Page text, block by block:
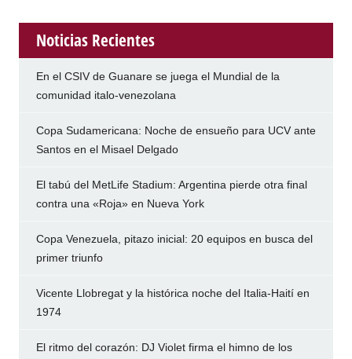
Noticias Recientes
En el CSIV de Guanare se juega el Mundial de la
comunidad italo-venezolana
Copa Sudamericana: Noche de ensueño para UCV ante
Santos en el Misael Delgado
El tabú del MetLife Stadium: Argentina pierde otra final
contra una «Roja» en Nueva York
Copa Venezuela, pitazo inicial: 20 equipos en busca del
primer triunfo
Vicente Llobregat y la histórica noche del Italia-Haití en
1974
El ritmo del corazón: DJ Violet firma el himno de los